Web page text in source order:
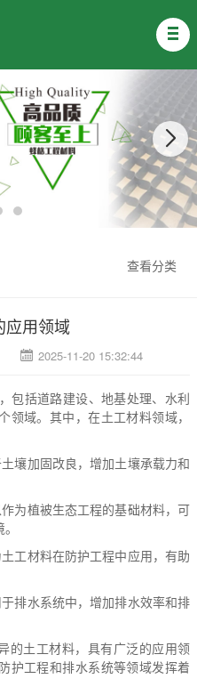
查看分类
应用领域
2025-11-20 15:32:44
括道路建设、地基处理、水利
域。其中，在土工材料领域，
壤加固改良，增加土壤承载力和
为植被生态工程的基础材料，可
工材料在防护工程中应用，有助
排水系统中，增加排水效率和排
土工材料，具有广泛的应用领
护工程和排水系统等领域发挥着